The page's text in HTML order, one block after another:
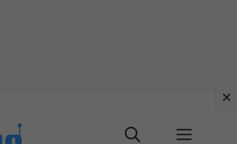
Menu